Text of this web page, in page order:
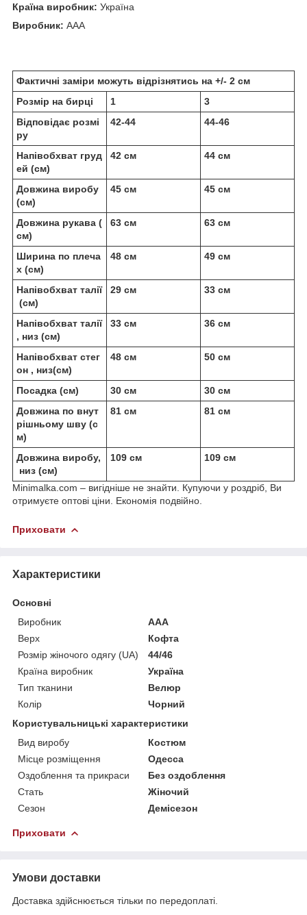
Країна виробник: Україна
Виробник: ААА
Фактичні заміри можуть відрізнятись на +/- 2 см
Розмір на бирці
1
3
Відповідає розмі
ру
42-44 44-46
Напівобхват груд
ей (см)
42 см 44 см
Довжина виробу
(см)
45 см 45 см
Довжина рукава (
см)
63 см 63 см
Ширина по плеча
х (см)
48 см 49 см
Напівобхват талії
(см)
29 см 33 см
Напівобхват талії
, низ (см)
33 см 36 см
Напівобхват стег
он , низ(см)
48 см 50 см
Посадка (см) 30 см
30 см
Довжина по внут
рішньому шву (с
м)
81 см 81 см
Довжина виробу,
низ (см)
109 см 109 см
Minimalka.com – вигідніше не знайти. Купуючи у роздріб, Ви
отримуєте оптові ціни. Економія подвійно.
Приховати
Характеристики
Основні
Виробник
ААА
Верх
Кофта
Розмір жіночого одягу (UA)
44/46
Країна виробник
Україна
Тип тканини
Велюр
Колір
Чорний
Користувальницькі характеристики
Вид виробу
Костюм
Місце розміщення
Одесса
Оздоблення та прикраси
Без оздоблення
Стать
Жіночий
Сезон
Демісезон
Приховати
Умови доставки
Доставка здійснюється тільки по передоплаті.